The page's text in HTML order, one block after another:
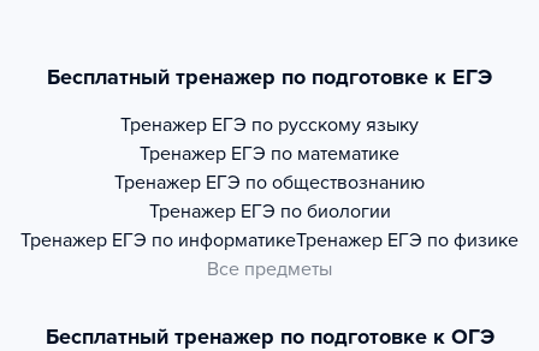
Бесплатный тренажер по подготовке к ЕГЭ
Тренажер ЕГЭ по русскому языку
Тренажер ЕГЭ по математике
Тренажер ЕГЭ по обществознанию
Тренажер ЕГЭ по биологии
Тренажер ЕГЭ по информатикеТренажер ЕГЭ по физике
Все предметы
Бесплатный тренажер по подготовке к ОГЭ